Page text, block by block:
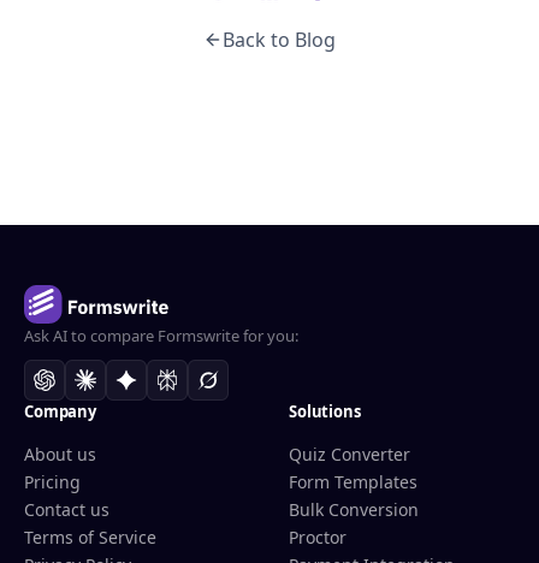
Back to Blog
Ask AI to compare Formswrite for you:
Company
About us
Pricing
Contact us
Terms of Service
Solutions
Quiz Converter
Form Templates
Bulk Conversion
Proctor